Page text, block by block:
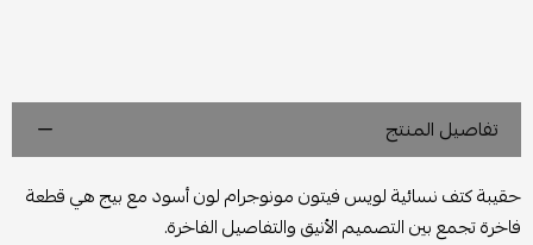
تفاصيل المنتج
حقيبة كتف نسائية لويس فيتون مونوجرام لون أسود مع بيج هي قطعة
فاخرة تجمع بين التصميم الأنيق والتفاصيل الفاخرة.